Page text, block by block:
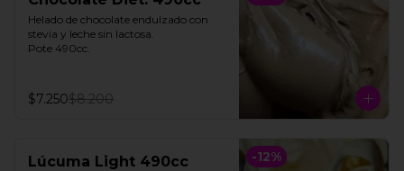
Helado de chocolate endulzado con
stevia y leche sin lactosa.
Pote 490cc.
$7.250$8.200
-12%
Lúcuma Light 490cc